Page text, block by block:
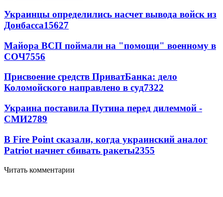
Украинцы определились насчет вывода войск из
Донбасса15627
Майора ВСП поймали на "помощи" военному в
СОЧ7556
Присвоение средств ПриватБанка: дело
Коломойского направлено в суд7322
Украина поставила Путина перед дилеммой -
СМИ2789
В Fire Point сказали, когда украинский аналог
Patriot начнет сбивать ракеты2355
Читать комментарии